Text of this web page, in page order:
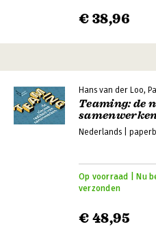
€ 38,96
Hans van der Loo,
Teaming: de
Nederlands |
Op voorraad | Nu
verzonden
€ 48,95